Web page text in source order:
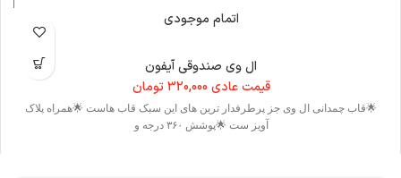
اتمام موجودی
ال وی صندوقی آیفون
قیمت عادی320,000 تومان
🌟قاب چمدانی ال وی جز پرطرفدار ترین های این سبک قاب هاست 🌟همراه پلاک
آویز ست 🌟پوشش ۳۶۰ درجه و